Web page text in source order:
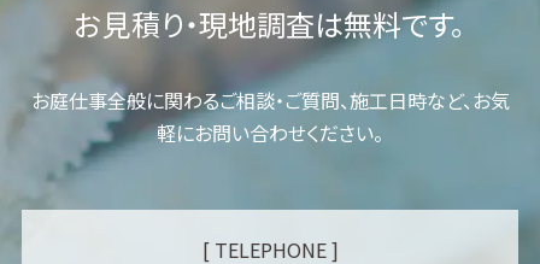
お見積り・現地調査は無料です。
お庭仕事全般に関わるご相談・ご質問、施工日時など、お気
軽にお問い合わせください。
[ TELEPHONE ]